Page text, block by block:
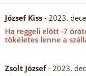
József Kiss - 2023.
Ha reggeli előtt -7
tökéletes lenne a
Zsolt József- 2023.